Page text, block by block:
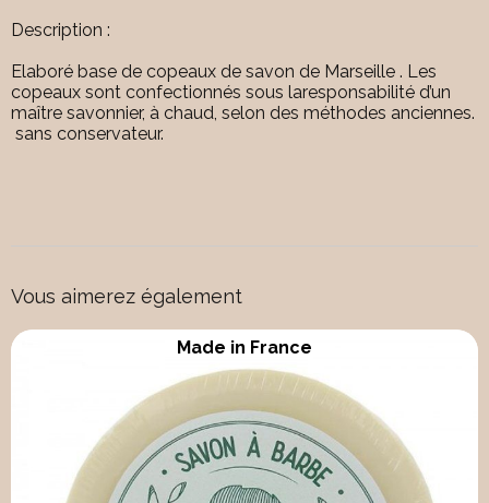
Description :
Elaboré base de copeaux de savon de Marseille . Les
copeaux sont confectionnés sous laresponsabilité d’un
maître savonnier, à chaud, selon des méthodes anciennes.
sans conservateur.
Vous aimerez également
Made in France